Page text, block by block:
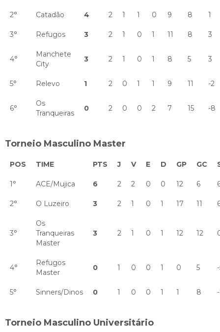
2° Catadão 4 2 1 1 0 9 8 1
3° Refugos 3 2 1 0 1 11 8 3
4°
Manchete
City
3 2 1 0 1 8 5 3
5° Relevo 1 2 0 1 1 9 11 -2
6°
Os
Tranqueiras
0 2 0 0 2 7 15 -8
Torneio Masculino Master
POS TIME PTS J V E D GP GC
1° ACE/Mujica 6 2 2 0 0 12 6
2° O Luzeiro 3 2 1 0 1 17 11
3°
Os
Tranqueiras
Master
3 2 1 0 1 12 12
4°
Refugos
Master
0 1 0 0 1 0 5
5° Sinners/Dinos 0 1 0 0 1 1 8
Torneio Masculino Universitário